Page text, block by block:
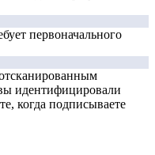
первоначального
идентифицировали
когда подписываете